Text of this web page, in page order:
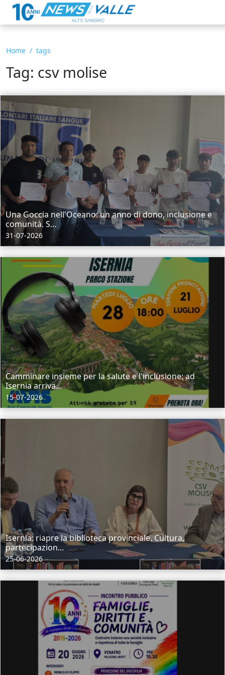
Home tags
Tag: csv molise
Una Goccia nell'Oceano: un anno di dono, inclusione e
comunità. S...
31-07-2026
Camminare insieme per la salute e l'inclusione: ad
Isernia arriva...
15-07-2026
Isernia: riapre la biblioteca provinciale. Cultura,
partecipazion...
25-06-2026